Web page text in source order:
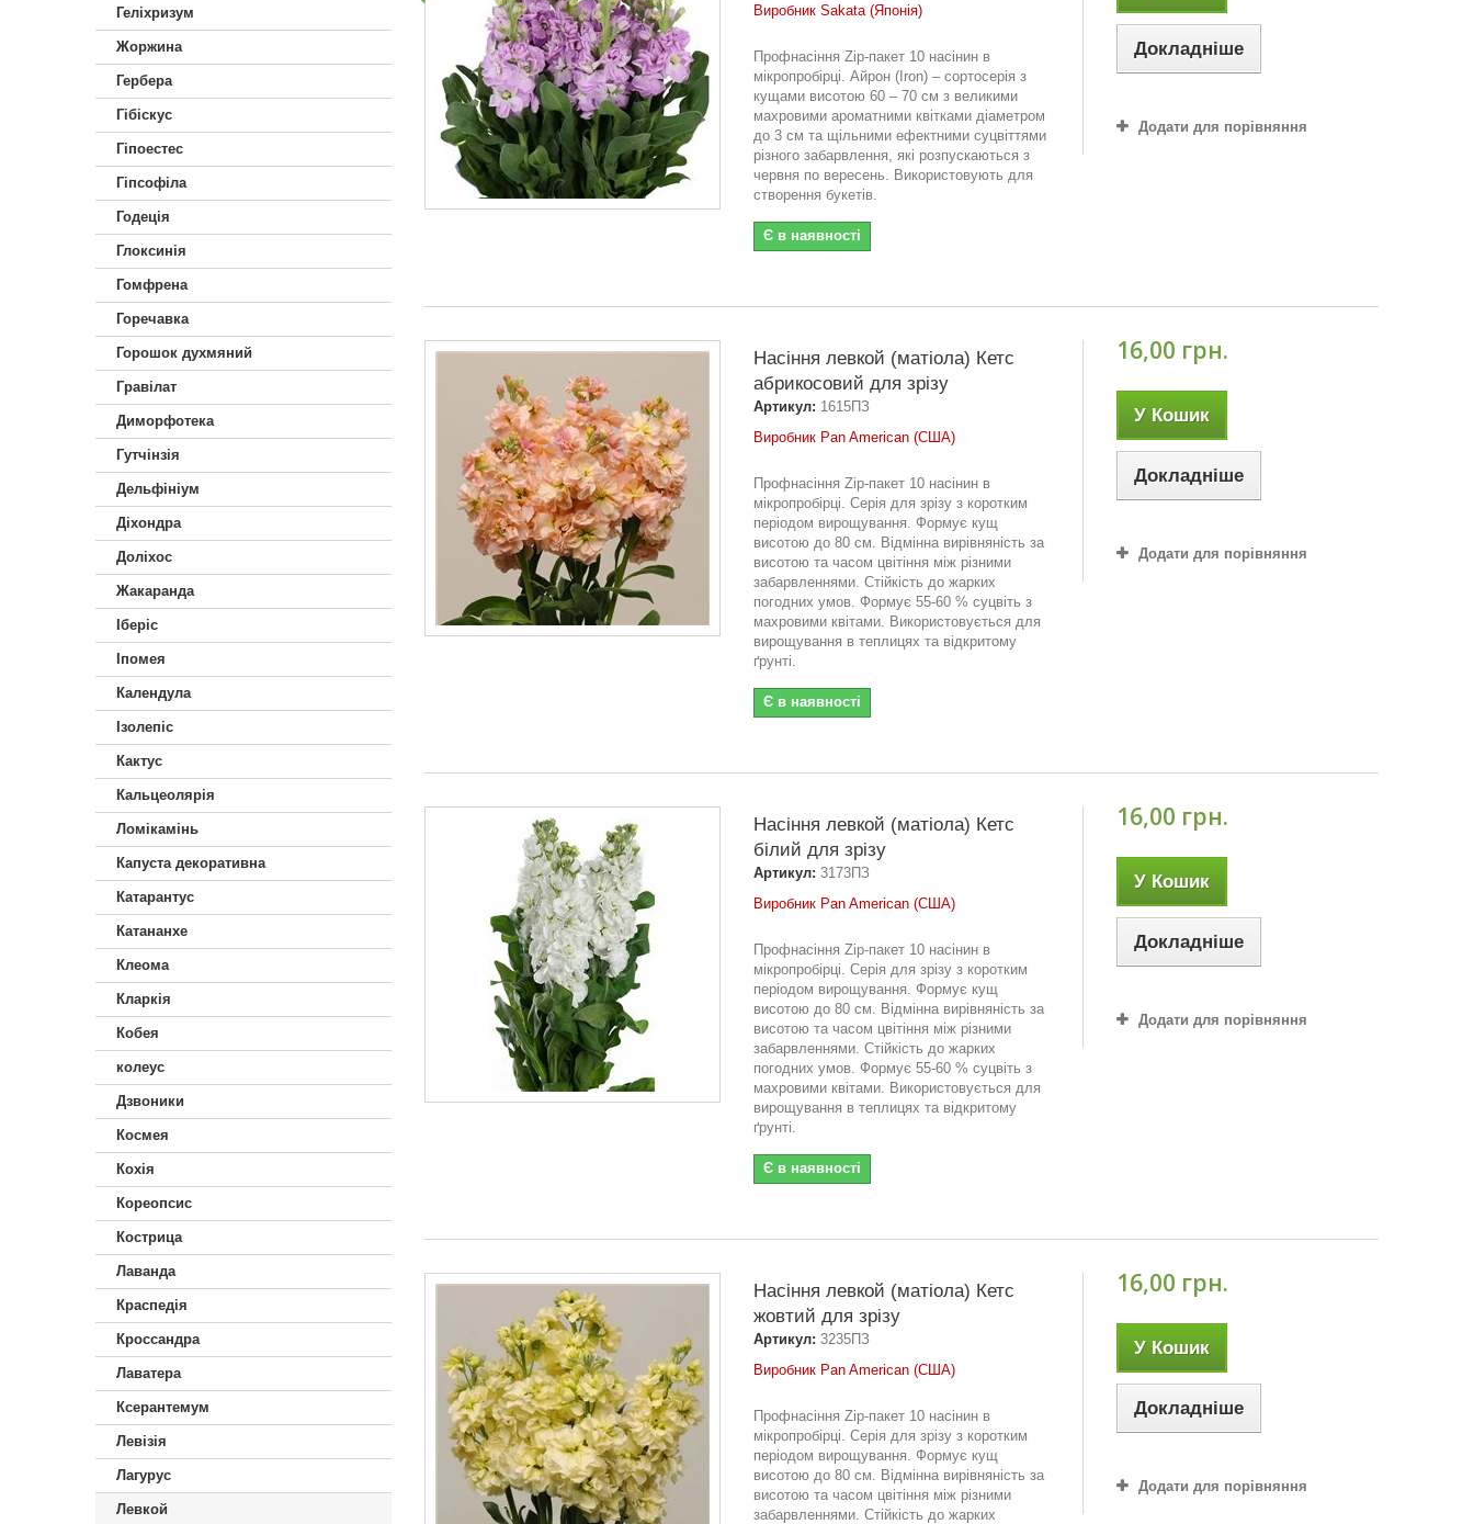
Геліхризум
Жоржина
Гербера
Гібіскус
Гіпоестес
Гіпсофіла
Годеція
Глоксинія
Гомфрена
Горечавка
Горошок духмяний
Гравілат
Диморфотека
Гутчінзія
Дельфініум
Діхондра
Доліхос
Жакаранда
Іберiс
Іпомея
Календула
Ізолепіс
Кактус
Кальцеолярія
Ломікамінь
Капуста декоративна
Катарантус
Катананхе
Клеома
Кларкія
Кобея
колеус
Дзвоники
Космея
Кохія
Кореопсис
Кострица
Лаванда
Краспедія
Кроссандра
Лаватера
Ксерантемум
Левізія
Лагурус
Левкой
Виробник Sakata (Японія)
Профнасіння Zip-пакет 10 насінин в
мікропробірці. Айрон (Iron) – сортосерія з
кущами висотою 60 – 70 см з великими
махровими ароматними квітками діаметром
до 3 см та щільними ефектними суцвіттями
різного забарвлення, які розпускаються з
червня по вересень. Використовують для
створення букетів.
Є в наявності
Докладніше
Додати для порівняння
Насіння левкой (матіола) Кетс
абрикосовий для зрізу
Артикул: 1615ПЗ
Виробник Pan American (США)
Профнасіння Zip-пакет 10 насінин в
мікропробірці. Серія для зрізу з коротким
періодом вирощування. Формує кущ
висотою до 80 см. Відмінна вирівняність за
висотою та часом цвітіння між різними
забарвленнями. Стійкість до жарких
погодних умов. Формує 55-60 % суцвіть з
махровими квітами. Використовується для
вирощування в теплицях та відкритому
ґрунті.
Є в наявності
16,00 грн.
У Кошик
Докладніше
Додати для порівняння
Насіння левкой (матіола) Кетс
білий для зрізу
Артикул: 3173ПЗ
Виробник Pan American (США)
Профнасіння Zip-пакет 10 насінин в
мікропробірці. Серія для зрізу з коротким
періодом вирощування. Формує кущ
висотою до 80 см. Відмінна вирівняність за
висотою та часом цвітіння між різними
забарвленнями. Стійкість до жарких
погодних умов. Формує 55-60 % суцвіть з
махровими квітами. Використовується для
вирощування в теплицях та відкритому
ґрунті.
Є в наявності
16,00 грн.
У Кошик
Докладніше
Додати для порівняння
Насіння левкой (матіола) Кетс
жовтий для зрізу
Артикул: 3235ПЗ
Виробник Pan American (США)
Профнасіння Zip-пакет 10 насінин в
мікропробірці. Серія для зрізу з коротким
періодом вирощування. Формує кущ
висотою до 80 см. Відмінна вирівняність за
висотою та часом цвітіння між різними
забарвленнями. Стійкість до жарких
16,00 грн.
У Кошик
Докладніше
Додати для порівняння